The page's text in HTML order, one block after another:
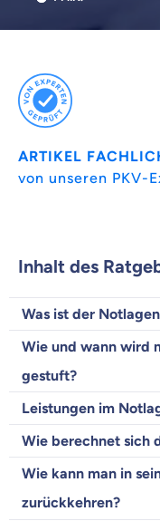
ARTIKEL
von unseren PKV-
Inhalt des
Was ist der
Wie und wann wird
gestuft?
Leistungen im
Wie berechnet sich
Wie kann man in
zurückkehren?
Beamten
Zahnzusatz
Versicherung
Mit dem Abschicken
Kontaktaufnahme durch
Weiter